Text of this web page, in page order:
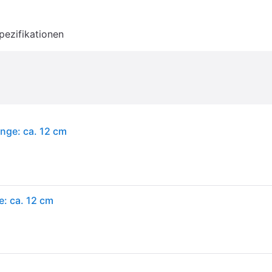
ca. 12 cm
ca. 12 cm